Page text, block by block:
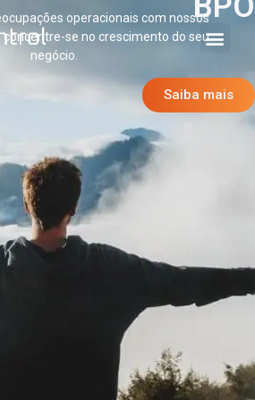
operacionais com nossos
concentre-se no crescimento do seu
negócio.
Saiba mais